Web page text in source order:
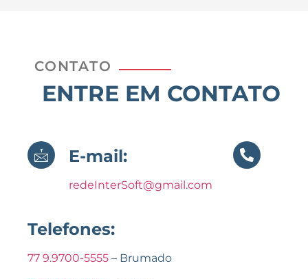
CONTATO
ENTRE EM CONTATO
E-mail:
redeInterSoft@gmail.com
Telefones:
77 9.9700-5555 – Brumado